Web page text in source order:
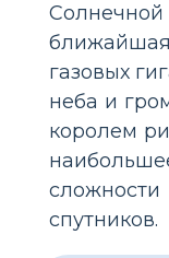
газовых
неба и
королем
спутников.